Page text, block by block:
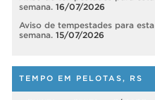
semana. 16/07/2026
Aviso de tempestades para esta
semana. 15/07/2026
TEMPO EM PELOTAS, RS